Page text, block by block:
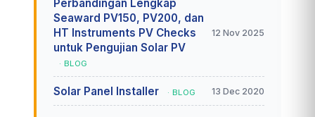
Perbandingan Lengkap
Seaward PV150, PV200, dan
HT Instruments PV Checks
untuk Pengujian Solar PV
· BLOG
12 Nov 2025
Solar Panel Installer · BLOG 13 Dec 2020